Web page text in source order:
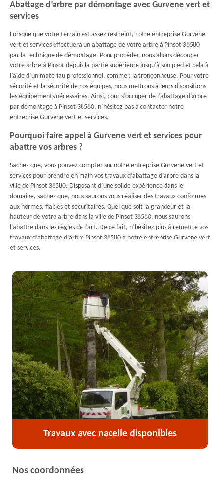
Abattage d’arbre par démontage avec Gurvene vert et
services
Lorsque que votre terrain est assez restreint, notre entreprise Gurvene
vert et services effectuera un abattage de votre arbre à Pinsot 38580
par la technique de démontage. Pour procéder, nous allons découper
votre arbre à Pinsot depuis la partie supérieure jusqu’à son pied et cela à
l’aide d’un matériau professionnel, comme : la tronçonneuse. Pour votre
sécurité et la sécurité de nos équipes, nous mettrons à leurs dispositions
les équipements nécessaires. Ainsi, pour s’occuper de l’abattage d’arbre
par démontage à Pinsot 38580, n’hésitez pas à contacter notre
entreprise Gurvene vert et services.
Pourquoi faire appel à Gurvene vert et services pour
abattre vos arbres ?
Sachez que, vous pouvez compter sur notre entreprise Gurvene vert et
services pour prendre en main vos travaux d’abattage d’arbre dans la
ville de Pinsot 38580. Disposant d’une solide expérience dans le
domaine, sachez que, nous saurons vous réaliser des travaux conformes
aux normes, fiables et sécuritaires. Quel que soit la grandeur et la
hauteur de votre arbre dans la ville de Pinsot 38580, nous saurons
l’abattre dans les règles de l’art. De ce fait, n’hésitez plus à remettre vos
travaux d’abattage d’arbre Pinsot 38580 à notre entreprise Gurvene vert
et services.
Travaux avec nacelle disponibles
Nos coordonnées